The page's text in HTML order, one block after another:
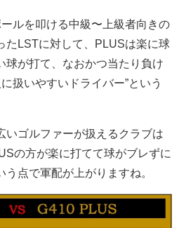
ルを叩ける中級〜上級者向きの
たLSTに対して、PLUSは楽に球
球が打て、なおかつ当たり負け
扱いやすいドライバー”という
いゴルファーが扱えるクラブは
の方が楽に打てて球がブレずに
点で軍配が上がりますね。